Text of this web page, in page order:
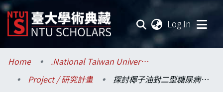
Log In
Communities & Collections
Research Outputs
Home
.National Taiwan University / 國立臺灣大學
Project / 研究計畫
探討椰子油對二型糖尿病與非酒精性脂肪肝之保護功效以及細胞自噬調控功能